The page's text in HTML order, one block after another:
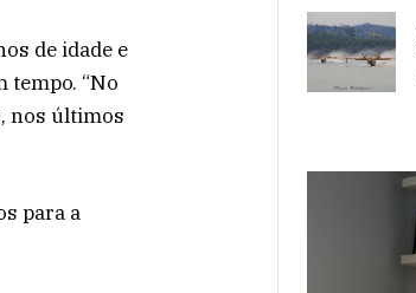
de idade e
tempo. “No
nos últimos
para a